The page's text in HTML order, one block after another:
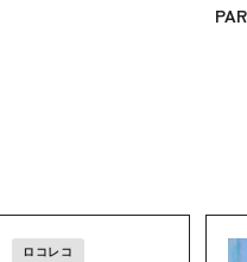
ロコレコ